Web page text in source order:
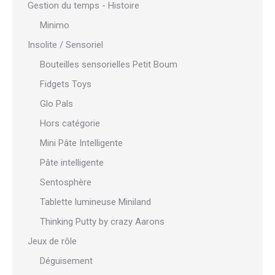
Gestion du temps - Histoire
Minimo
Insolite / Sensoriel
Bouteilles sensorielles Petit Boum
Fidgets Toys
Glo Pals
Hors catégorie
Mini Pâte Intelligente
Pâte intelligente
Sentosphère
Tablette lumineuse Miniland
Thinking Putty by crazy Aarons
Jeux de rôle
Déguisement